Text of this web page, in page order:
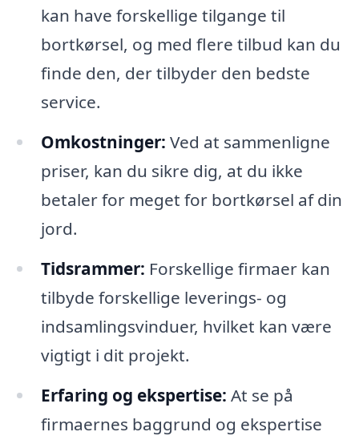
kan have forskellige tilgange til
bortkørsel, og med flere tilbud kan du
finde den, der tilbyder den bedste
service.
Omkostninger: Ved at sammenligne
priser, kan du sikre dig, at du ikke
betaler for meget for bortkørsel af din
jord.
Tidsrammer: Forskellige firmaer kan
tilbyde forskellige leverings- og
indsamlingsvinduer, hvilket kan være
vigtigt i dit projekt.
Erfaring og ekspertise: At se på
firmaernes baggrund og ekspertise